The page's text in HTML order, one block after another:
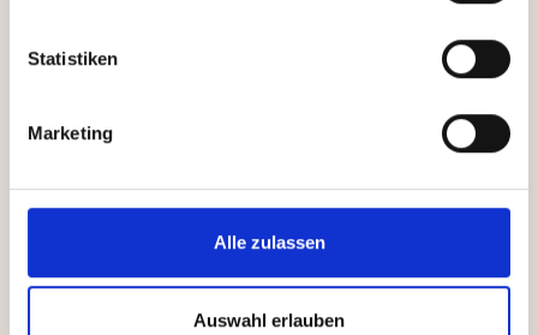
Statistiken
Marketing
Alle zulassen
Auswahl erlauben
Silke Übelmesser
, Finanzwissenschaftlerin an der
Friedrich-Schiller-Uni Jena, Forschungsprofessorin
Auf Vorschlag der SPD:
(Co-Vorsitzende
Sozialrecht an der Deutschen Universität für
Verwaltungswissenschaften in Speyer